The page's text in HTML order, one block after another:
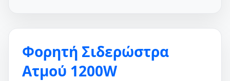
Φορητή Σιδερώστρα
Ατμού 1200W